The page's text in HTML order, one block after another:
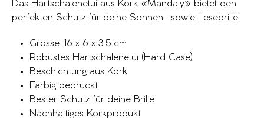
Das Hartschalenetui aus Kork «Mandaly» bietet den
perfekten Schutz für deine Sonnen- sowie Lesebrille!
Grösse: 16 x 6 x 3.5 cm
Robustes Hartschalenetui (Hard Case)
Beschichtung aus Kork
Farbig bedruckt
Bester Schutz für deine Brille
Nachhaltiges Korkprodukt